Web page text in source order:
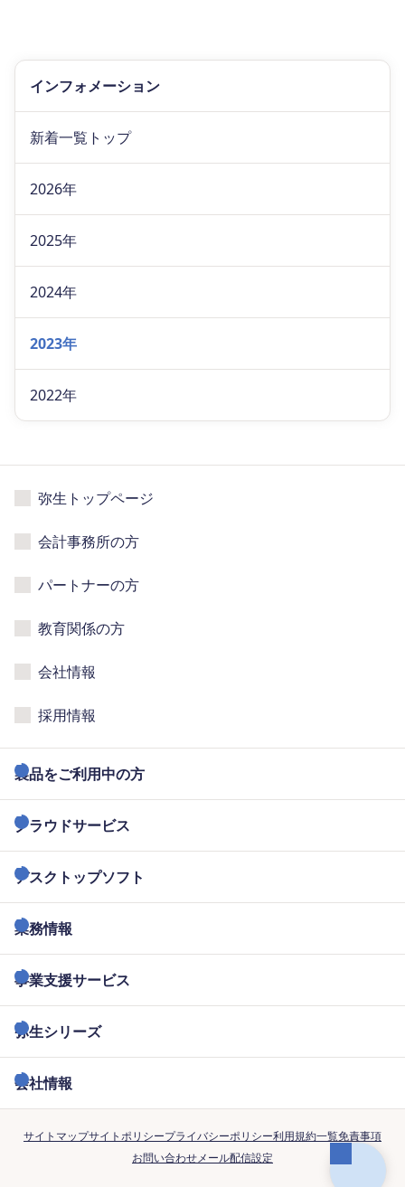
インフォメーション
新着一覧トップ
2026年
2025年
2024年
2023年
2022年
弥生トップページ
会計事務所の方
パートナーの方
教育関係の方
会社情報
採用情報
製品をご利用中の方
クラウドサービス
デスクトップソフト
業務情報
事業支援サービス
弥生シリーズ
会社情報
サイトマップサイトポリシープライバシーポリシー利用規約一覧免責事項
お問い合わせメール配信設定